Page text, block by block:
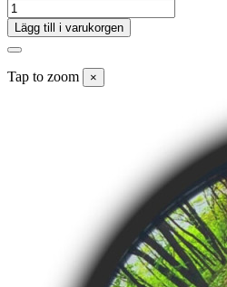
Lägg till i varukorgen
Tap to zoom ×